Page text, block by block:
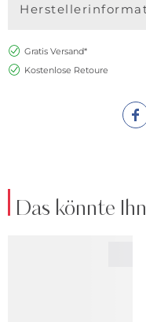
Gratis Versand*
Kostenlose Retoure
Das könnte